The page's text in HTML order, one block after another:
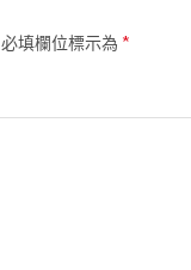
必填欄位標示為 *